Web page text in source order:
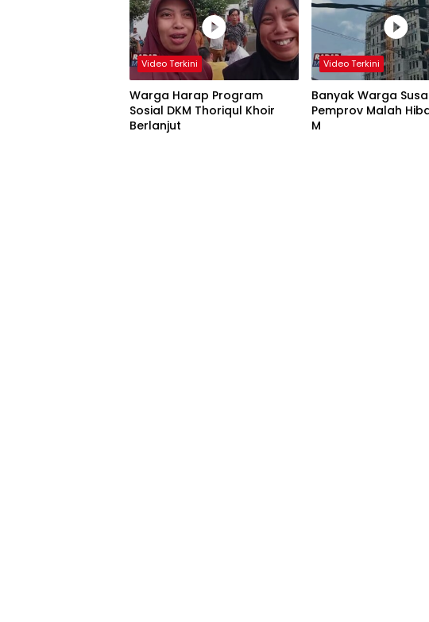
Video Terkini
Warga Harap Program
Sosial DKM Thoriqul Khoir
Berlanjut
Video Terkini
Banyak Warga
Pemprov Malah
M